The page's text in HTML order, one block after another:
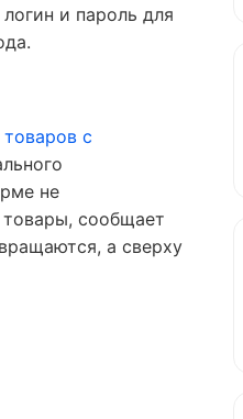
и пароль для
с
не
товары, сообщает
а сверху